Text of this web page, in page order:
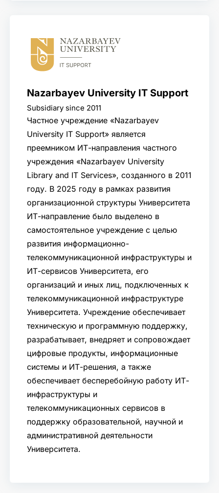
Nazarbayev University IT Support
Subsidiary since 2011
Частное учреждение «Nazarbayev
University IT Support» является
преемником ИТ-направления частного
учреждения «Nazarbayev University
Library and IT Services», созданного в 2011
году. В 2025 году в рамках развития
организационной структуры Университета
ИТ-направление было выделено в
самостоятельное учреждение с целью
развития информационно-
телекоммуникационной инфраструктуры и
ИТ-сервисов Университета, его
организаций и иных лиц, подключенных к
телекоммуникационной инфраструктуре
Университета. Учреждение обеспечивает
техническую и программную поддержку,
разрабатывает, внедряет и сопровождает
цифровые продукты, информационные
системы и ИТ-решения, а также
обеспечивает бесперебойную работу ИТ-
инфраструктуры и
телекоммуникационных сервисов в
поддержку образовательной, научной и
административной деятельности
Университета.